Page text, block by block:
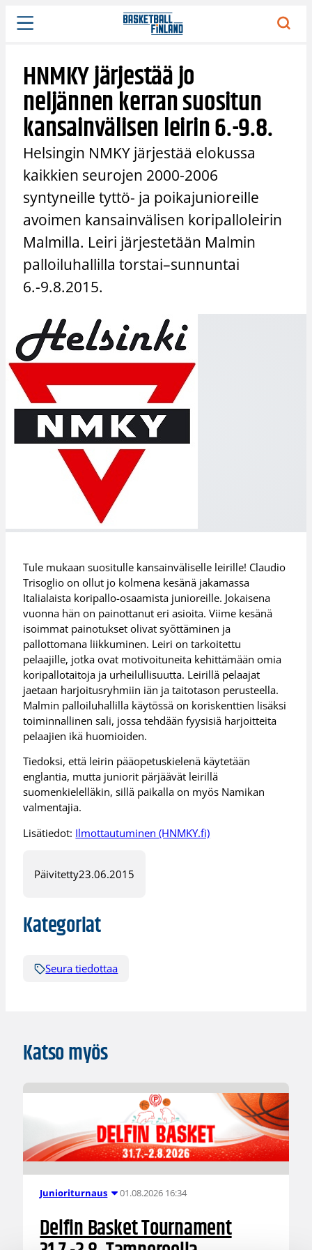
Siirry
sisältöön
HNMKY järjestää jo
neljännen kerran suositun
kansainvälisen leirin 6.-9.8.
Helsingin NMKY järjestää elokussa
kaikkien seurojen 2000-2006
syntyneille tyttö- ja poikajunioreille
avoimen kansainvälisen koripalloleirin
Malmilla. Leiri järjestetään Malmin
palloiluhallilla torstai–sunnuntai
6.-9.8.2015.
Tule mukaan suositulle kansainväliselle leirille! Claudio
Trisoglio on ollut jo kolmena kesänä jakamassa
Italialaista koripallo-osaamista junioreille. Jokaisena
vuonna hän on painottanut eri asioita. Viime kesänä
isoimmat painotukset olivat syöttäminen ja
pallottomana liikkuminen. Leiri on tarkoitettu
pelaajille, jotka ovat motivoituneita kehittämään omia
koripallotaitoja ja urheilullisuutta. Leirillä pelaajat
jaetaan harjoitusryhmiin iän ja taitotason perusteella.
Malmin palloiluhallilla käytössä on koriskenttien lisäksi
toiminnallinen sali, jossa tehdään fyysisiä harjoitteita
pelaajien ikä huomioiden.
Tiedoksi, että leirin pääopetuskielenä käytetään
englantia, mutta juniorit pärjäävät leirillä
suomenkielelläkin, sillä paikalla on myös Namikan
valmentajia.
Lisätiedot: Ilmottautuminen (HNMKY.fi)
Päivitetty23.06.2015
Kategoriat
Seura tiedottaa
Katso myös
Junioriturnaus 01.08.2026 16:34
Delfin Basket Tournament